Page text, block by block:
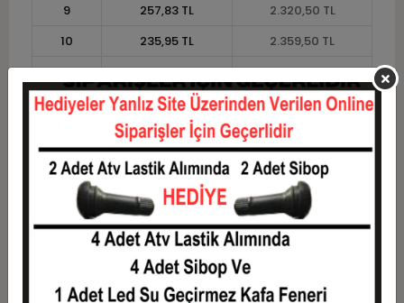
9
257,83 TL
2.320,50 TL
10
235,95 TL
2.359,50 TL
11
216,27 TL
2.379,00 TL
12
201,50 TL 2.418,00 TL
Taksit Taksit Tutarı
Toplam Tutar
1
1.950,00 TL
1.950,00 TL
975,00 TL
1.950,00 TL
695,50 TL
2.086,50 TL